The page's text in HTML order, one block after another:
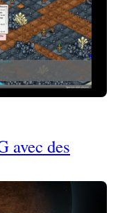
avec des